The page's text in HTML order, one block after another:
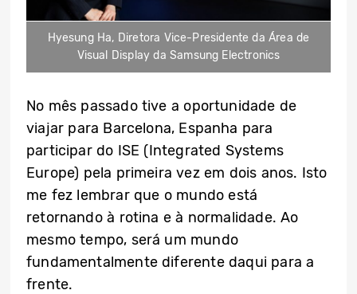
Hyesung Ha, Diretora Vice-Presidente da Área de
Visual Display da Samsung Electronics
No mês passado tive a oportunidade de
viajar para Barcelona, Espanha para
participar do ISE (Integrated Systems
Europe) pela primeira vez em dois anos. Isto
me fez lembrar que o mundo está
retornando à rotina e à normalidade. Ao
mesmo tempo, será um mundo
fundamentalmente diferente daqui para a
frente.